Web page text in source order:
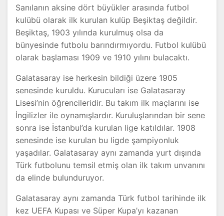
Sanılanın aksine dört büyükler arasında futbol
kulübü olarak ilk kurulan kulüp Beşiktaş değildir.
Beşiktaş, 1903 yılında kurulmuş olsa da
bünyesinde futbolu barındırmıyordu. Futbol kulübü
olarak başlaması 1909 ve 1910 yılını bulacaktı.
Galatasaray ise herkesin bildiği üzere 1905
senesinde kuruldu. Kurucuları ise Galatasaray
Lisesi’nin öğrencileridir. Bu takım ilk maçlarını ise
İngilizler ile oynamışlardır. Kuruluşlarından bir sene
sonra ise İstanbul’da kurulan lige katıldılar. 1908
senesinde ise kurulan bu ligde şampiyonluk
yaşadılar. Galatasaray aynı zamanda yurt dışında
Türk futbolunu temsil etmiş olan ilk takım unvanını
da elinde bulunduruyor.
Galatasaray aynı zamanda Türk futbol tarihinde ilk
kez UEFA Kupası ve Süper Kupa’yı kazanan